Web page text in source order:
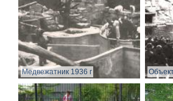
Медвежатник 1936 г